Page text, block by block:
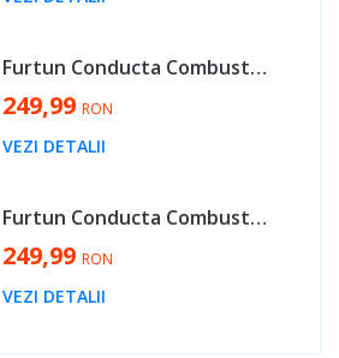
Furtun Conducta Combustibil cu Senzor Temperatura Volkswagen Golf 6 2.0 TDI CUU 2008 - 2013 Cod 1K0130307BN, 04L919565, 059919523A [MX0618]
249,99 RON
VEZI DETALII
Furtun Conducta Combustibil cu Senzor Temperatura Skoda Yeti 2.0 TDI CUU 2010 - 2018 Cod 1K0130307BN, 04L919565, 059919523A [MX0618]
249,99 RON
VEZI DETALII